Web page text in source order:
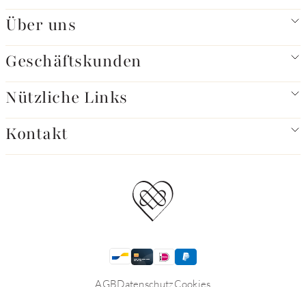
Über uns
Geschäftskunden
Nützliche Links
Kontakt
AGBDatenschutzCookies